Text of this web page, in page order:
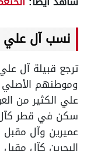
نسب آل علي
ترجع قبيلة آل
وموطنهم
علي الكثير من
سكن في قطر
عميرين وآل